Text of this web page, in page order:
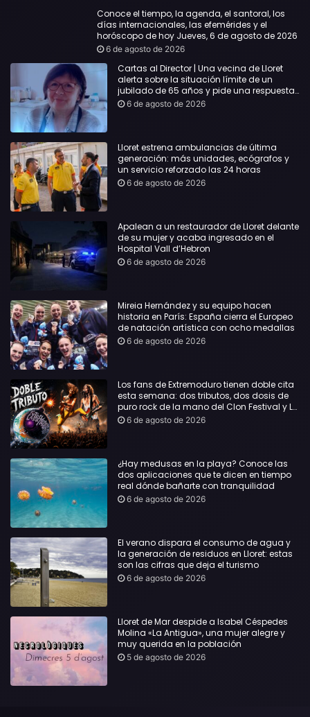
Conoce el tiempo, la agenda, el santoral, los
días internacionales, las efemérides y el
horóscopo de hoy Jueves, 6 de agosto de 2026
6 de agosto de 2026
Cartas al Director | Una vecina de Lloret
alerta sobre la situación límite de un
jubilado de 65 años y pide una respuesta
urgente
6 de agosto de 2026
Lloret estrena ambulancias de última
generación: más unidades, ecógrafos y
un servicio reforzado las 24 horas
6 de agosto de 2026
Apalean a un restaurador de Lloret delante
de su mujer y acaba ingresado en el
Hospital Vall d’Hebron
6 de agosto de 2026
Mireia Hernández y su equipo hacen
historia en París: España cierra el Europeo
de natación artística con ocho medallas
6 de agosto de 2026
Los fans de Extremoduro tienen doble cita
esta semana: dos tributos, dos dosis de
puro rock de la mano del Clon Festival y La
Jarana
6 de agosto de 2026
¿Hay medusas en la playa? Conoce las
dos aplicaciones que te dicen en tiempo
real dónde bañarte con tranquilidad
6 de agosto de 2026
El verano dispara el consumo de agua y
la generación de residuos en Lloret: estas
son las cifras que deja el turismo
6 de agosto de 2026
Lloret de Mar despide a Isabel Céspedes
Molina «La Antigua», una mujer alegre y
muy querida en la población
5 de agosto de 2026